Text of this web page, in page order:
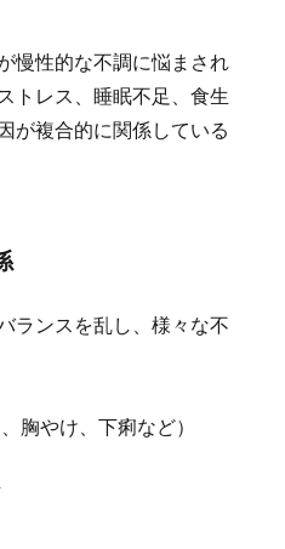
慢性的な不調に悩まされ
トレス、睡眠不足、食生
が複合的に関係している
ランスを乱し、様々な不
胸やけ、下痢など）